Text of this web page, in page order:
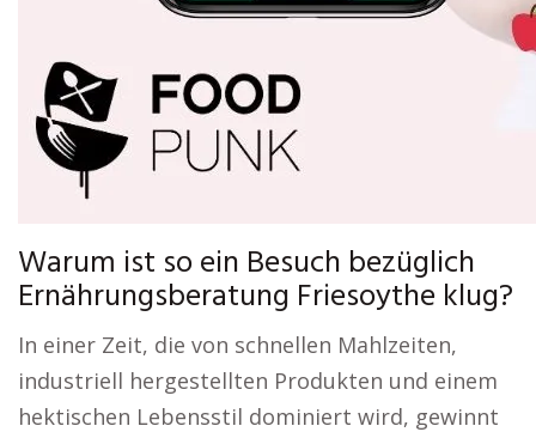
Warum ist so ein Besuch bezüglich
Ernährungsberatung Friesoythe klug?
In einer Zeit, die von schnellen Mahlzeiten,
industriell hergestellten Produkten und einem
hektischen Lebensstil dominiert wird, gewinnt